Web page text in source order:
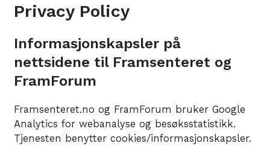
Privacy Policy
Informasjonskapsler på
nettsidene til Framsenteret og
FramForum
Framsenteret.no og FramForum bruker Google
Analytics for webanalyse og besøksstatistikk.
Tjenesten benytter cookies/informasjonskapsler.